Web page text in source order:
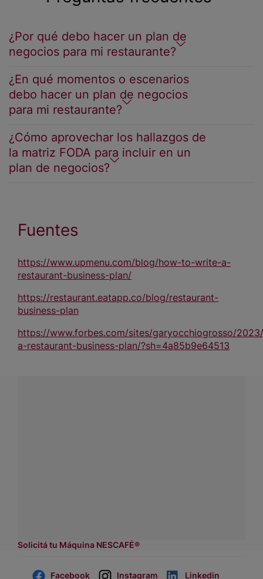
¿Por qué debo hacer un plan de
negocios para mi restaurante?
¿En qué momentos o escenarios
debo hacer un plan de negocios
para mi restaurante?
¿Cómo aprovechar los hallazgos de
la matriz FODA para incluir en un
plan de negocios?
Fuentes
https://www.upmenu.com/blog/how-to-write-a-
restaurant-business-plan/
https://restaurant.eatapp.co/blog/restaurant-
business-plan
https://www.forbes.com/sites/garyocchiogrosso/
a-restaurant-business-plan/?sh=4a85b9e64513
Solicitá tu Máquina NESCAFÉ®
Facebook Instagram Linkedin